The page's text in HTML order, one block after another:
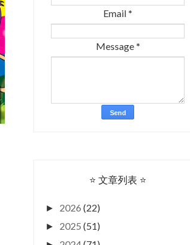
Email *
Message *
⭐ 文章列表 ⭐
► 2026 (22)
► 2025 (51)